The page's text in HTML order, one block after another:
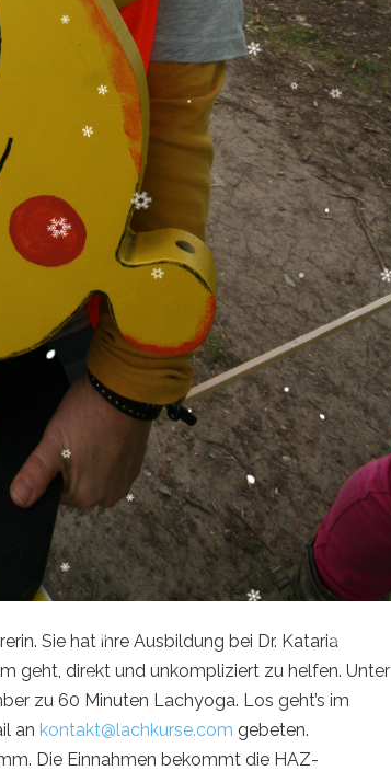
Sie hat ihre Ausbildung bei Dr. Kataria
geht, direkt und unkompliziert zu helfen. Unter
zu 60 Minuten Lachyoga. Los geht’s im
an kontakt@lachkurse.com gebeten.
Die Einnahmen bekommt die HAZ-